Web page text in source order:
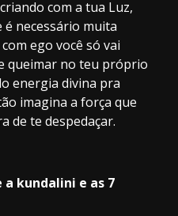
com a tua Luz,
é necessário muita
ego você só vai
queimar no teu próprio
energia divina pra
imagina a força que
de te despedaçar.
kundalini e as 7